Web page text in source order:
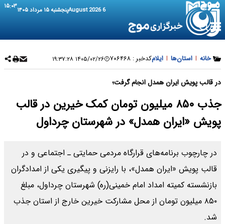
6 August 2026 پنجشنبه ۱۵ مرداد ۱۴۰۵ ۱۵:۰۳
خانه | استان‌ها | ایلامکدخبر : ۷۰۶۴۶۸ ۱۴۰۵/۰۲/۲۶ ۱۹:۳۷:۲۸
در قالب پویش ایران همدل انجام گرفت؛
جذب ۸۵۰ میلیون تومان کمک خیرین در قالب
پویش «ایران همدل» در شهرستان چرداول
در چارچوب برنامه‌های قرارگاه مردمی حمایتی ـ اجتماعی و در
قالب پویش «ایران همدل»، با رایزنی و پیگیری یکی از امدادگران
بازنشسته کمیته امداد امام خمینی(ره) شهرستان چرداول، مبلغ
۸۵۰ میلیون تومان از محل مشارکت خیرین خارج از استان جذب
شد.